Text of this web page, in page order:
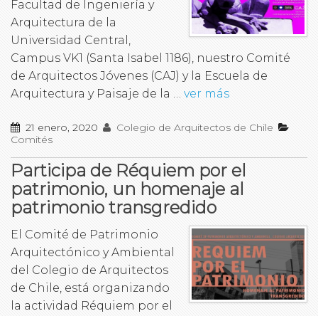
Facultad de Ingeniería y
Arquitectura de la
Universidad Central,
Campus VK1 (Santa Isabel 1186), nuestro Comité
de Arquitectos Jóvenes (CAJ) y la Escuela de
Arquitectura y Paisaje de la … ver más
21 enero, 2020
Colegio de Arquitectos de Chile
Comités
Participa de Réquiem por el
patrimonio, un homenaje al
patrimonio transgredido
El Comité de Patrimonio
Arquitectónico y Ambiental
del Colegio de Arquitectos
de Chile, está organizando
la actividad Réquiem por el